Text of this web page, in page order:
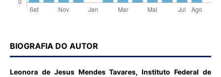
BIOGRAFIA DO AUTOR
Leonora de Jesus Mendes Tavares,Instituto Federal de